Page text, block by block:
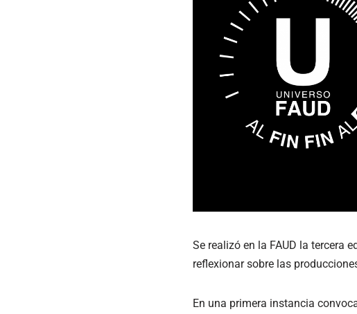
Se realizó en la FAUD la tercera
reflexionar sobre las
En una primera instancia